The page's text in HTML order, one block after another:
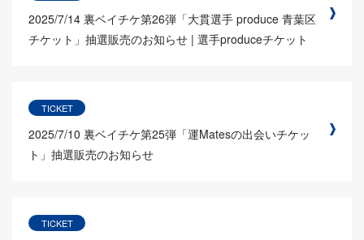
2025/7/14 裏ベイチケ第26弾「大貫選手 produce 青葉区
チケット」抽選販売のお知らせ | 選手produceチケット
TICKET
2025/7/10 裏ベイチケ第25弾「運Matesの出会いチケッ
ト」抽選販売のお知らせ
TICKET